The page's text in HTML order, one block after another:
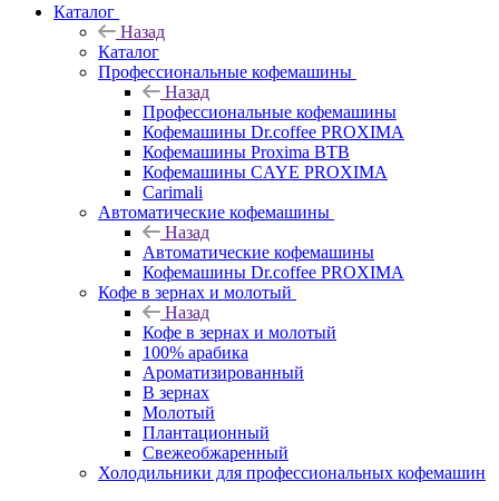
Каталог
Назад
Каталог
Профессиональные кофемашины
Назад
Профессиональные кофемашины
Кофемашины Dr.coffee PROXIMA
Кофемашины Proxima BTB
Кофемашины CAYE PROXIMA
Carimali
Автоматические кофемашины
Назад
Автоматические кофемашины
Кофемашины Dr.coffee PROXIMA
Кофе в зернах и молотый
Назад
Кофе в зернах и молотый
100% арабика
Ароматизированный
В зернах
Молотый
Плантационный
Свежеобжаренный
Холодильники для профессиональных кофемашин